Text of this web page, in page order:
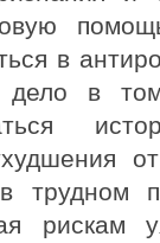
в
дело в
трудном
рискам